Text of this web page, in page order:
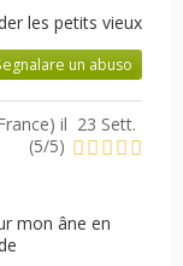
les petits vieux
un abuso
il 23 Sett.
(5/5)
mon âne en